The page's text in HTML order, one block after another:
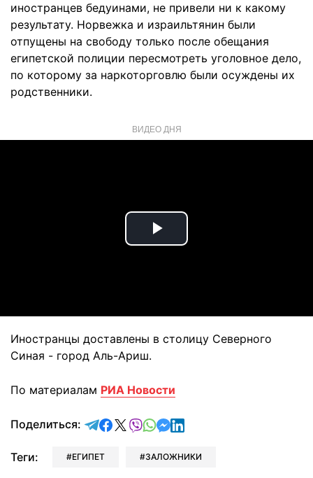
иностранцев бедуинами, не привели ни к какому
результату. Норвежка и израильтянин были
отпущены на свободу только после обещания
египетской полиции пересмотреть уголовное дело,
по которому за наркоторговлю были осуждены их
родственники.
ВИДЕО ДНЯ
Play
Иностранцы доставлены в столицу Северного
Синая - город Аль-Ариш.
По материалам РИА Новости
Поделиться: отправить в Telegram
поделиться в Facebook
поделиться в X
отправить в Viber
отправить в Whatsapp
отправить в Messenger
отправить в LinkedIn
Теги: ЕГИПЕТ ЗАЛОЖНИКИ